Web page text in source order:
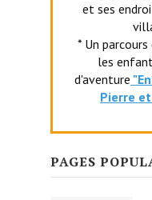
et ses
* Un
les
d'aventure
Pierre
PAGES